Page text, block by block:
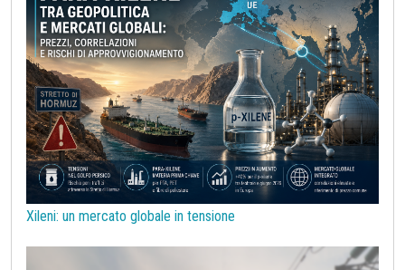
Policarbonati Polietilene tereftalato (PET) Polipropilene
Politica monetaria Poliuretani Previsioni Preziosi
Prezzi alla Produzione USA Prezzi reali Prezzi vischiosi
Procurement Prodotti congiunti
Prodotti di base per costruzioni Rame
Sanzioni UE alla Russia Semiconduttori Should Cost
Silicio Stagno Strumenti Superciclo
Tensioattivi
Termoplastiche di base
Zinco
Xileni: un mercato globale in tensione